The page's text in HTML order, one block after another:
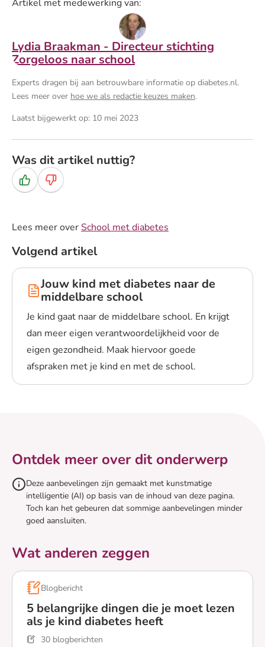
Artikel met medewerking van:
Lydia Braakman - Directeur stichting
Zorgeloos naar school
Experts dragen bij aan betrouwbare informatie op diabetes.nl.
Lees meer over hoe we als redactie keuzes maken.
Laatst bijgewerkt op: 10 mei 2023
Was dit artikel nuttig?
Ja Nee
Lees meer overSchool met diabetes
Volgend artikel
Jouw kind met diabetes naar de
middelbare school
Je kind gaat naar de middelbare school. En krijgt
dan meer eigen verantwoordelijkheid voor de
eigen gezondheid. Maak hiervoor goede
afspraken met je kind en met de school.
Lees meer over Jouw kind met diabetes naar de
Ontdek meer over dit onderwerp
Deze aanbevelingen zijn gemaakt met kunstmatige
intelligentie (AI) op basis van de inhoud van deze pagina.
Toch kan het gebeuren dat sommige aanbevelingen minder
goed aansluiten.
Wat anderen zeggen
Blogbericht
5 belangrijke dingen die je moet lezen
als je kind diabetes heeft
30 blogberichten